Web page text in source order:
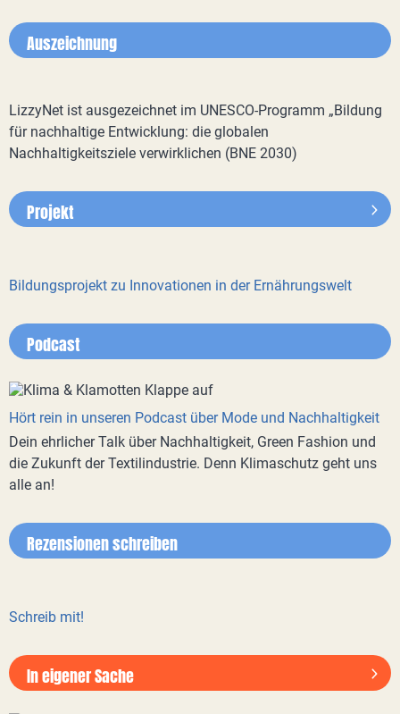
Auszeichnung
LizzyNet ist ausgezeichnet im UNESCO-Programm „Bildung
für nachhaltige Entwicklung: die globalen
Nachhaltigkeitsziele verwirklichen (BNE 2030)
Projekt
Bildungsprojekt zu Innovationen in der Ernährungswelt
Podcast
Hört rein in unseren Podcast über Mode und Nachhaltigkeit
Dein ehrlicher Talk über Nachhaltigkeit, Green Fashion und
die Zukunft der Textilindustrie. Denn Klimaschutz geht uns
alle an!
Rezensionen schreiben
Schreib mit!
In eigener Sache